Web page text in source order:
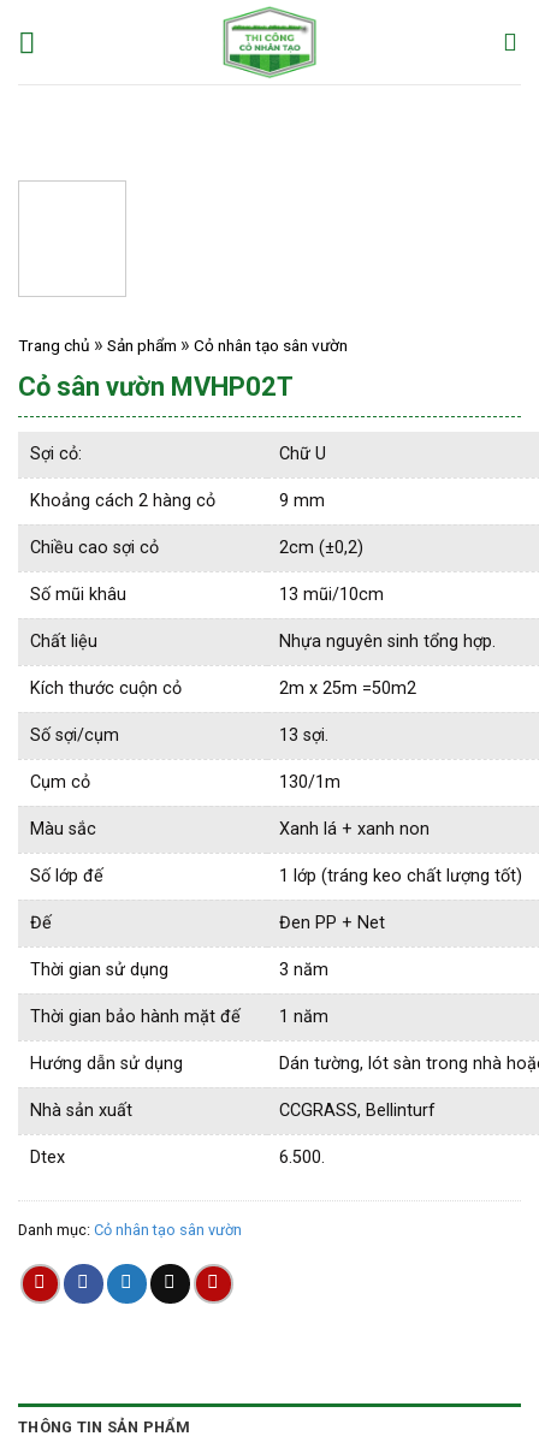
Trang chủ Sản phẩm Cỏ nhân tạo sân vườn
Cỏ sân vườn MVHP02T
Sợi cỏ: Chữ U
Khoảng cách 2 hàng cỏ 9 mm
Chiều cao sợi cỏ 2cm (±0,2)
Số mũi khâu 13 mũi/10cm
Chất liệu Nhựa nguyên sinh tổng hợp.
Kích thước cuộn cỏ 2m x 25m =50m2
Số sợi/cụm 13 sợi.
Cụm cỏ 130/1m
Màu sắc Xanh lá + xanh non
Số lớp đế 1 lớp (tráng keo chất lượng tốt)
Đế Đen PP + Net
Thời gian sử dụng 3 năm
Thời gian bảo hành mặt đế 1 năm
Hướng dẫn sử dụng Dán tường, lót sàn trong nhà
Nhà sản xuất CCGRASS, Bellinturf
Dtex 6.500.
Danh mục: Cỏ nhân tạo sân vườn
THÔNG TIN SẢN PHẨM